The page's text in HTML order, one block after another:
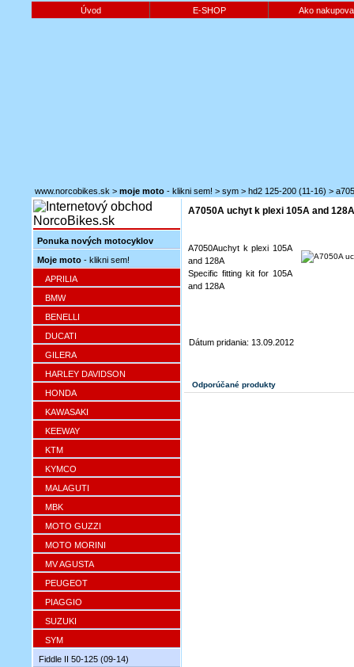
Úvod E-SHOP Ako
www.norcobikes.sk > moje moto - klikni sem! > sym > hd2 125-200 (11-16) >
Ponuka nových motocyklov
Moje moto - klikni sem!
APRILIA
BMW
BENELLI
DUCATI
GILERA
HARLEY DAVIDSON
HONDA
KAWASAKI
KEEWAY
KTM
KYMCO
MALAGUTI
MBK
MOTO GUZZI
MOTO MORINI
MV AGUSTA
PEUGEOT
PIAGGIO
SUZUKI
SYM
Fiddle II 50-125 (09-14)
A7050A uchyt k plexi 105A and 128A
A7050Auchyt k plexi 105A
and 128A
Specific fitting kit for 105A
and 128A
Dátum pridania: 13.09.2012
Odporúčané produkty